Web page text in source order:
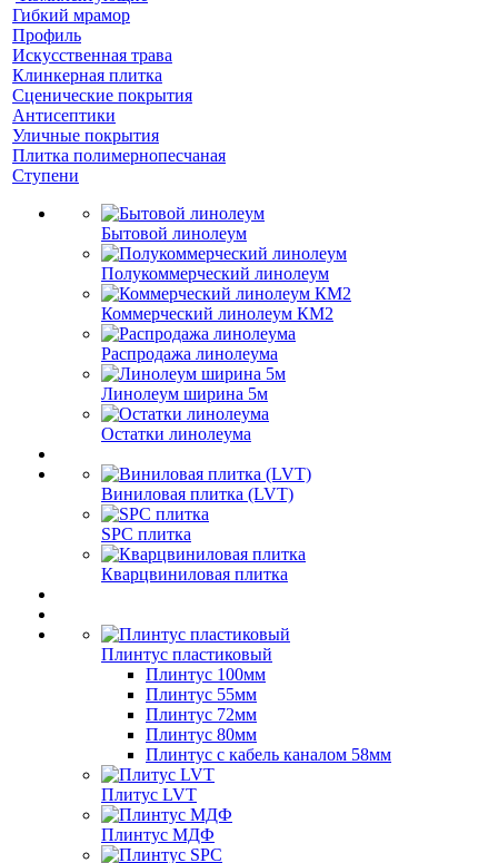
Гибкий мрамор
Профиль
Искусственная трава
Клинкерная плитка
Сценические покрытия
Антисептики
Уличные покрытия
Плитка полимернопесчаная
Ступени
Бытовой линолеум
Полукоммерческий линолеум
Коммерческий линолеум КМ2
Распродажа линолеума
Линолеум ширина 5м
Остатки линолеума
Виниловая плитка (LVT)
SPC плитка
Кварцвиниловая плитка
Плинтус пластиковый
Плинтус 100мм
Плинтус 55мм
Плинтус 72мм
Плинтус 80мм
Плинтус с кабель каналом 58мм
Плитус LVT
Плинтус МДФ